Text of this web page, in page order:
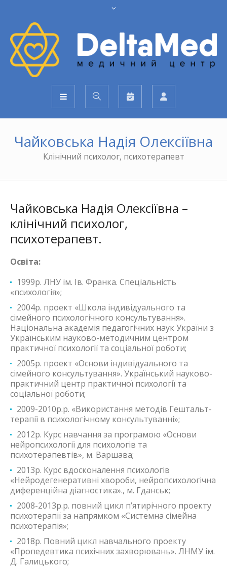
Чайковська Надія Олексіївна
Клінічний психолог, психотерапевт
Чайковська Надія Олексіївна –
клінічний психолог,
психотерапевт.
Освіта:
1999р. ЛНУ ім. Ів. Франка. Спеціальність
«психологія»;
2004р. проект «Школа індивідуального та
сімейного психологічного консультування».
Національна академія педагогічних наук України з
Українським науково-методичним центром
практичної психології та соціальної роботи;
2005р. проект «Основи індивідуального та
сімейного консультування». Український науково-
практичний центр практичної психології та
соціальної роботи;
2009-2010р.р. «Використання методів Гештальт-
терапії в психологічному консультуванні»;
2012р. Курс навчання за програмою «Основи
нейропсихології для психологів та
психотерапевтів», м. Варшава;
2013р. Курс вдосконалення психологів
«Нейродегенеративні хвороби, нейропсихологічна
диференційна діагностика»., м. Гданськ;
2008-2013р.р. повний цикл п’ятирічного проекту
психотерапії за напрямком «Системна сімейна
психотерапія»;
2018р. Повний цикл навчального проекту
«Пропедевтика психічних захворювань». ЛНМУ ім.
Д. Галицького;